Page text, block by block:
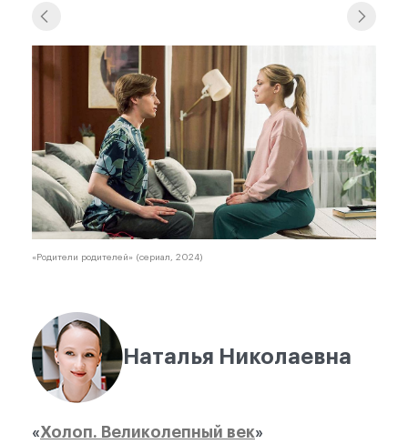
«Родители родителей» (сериал, 2024)
Наталья Николаевна
«Холоп. Великолепный век»